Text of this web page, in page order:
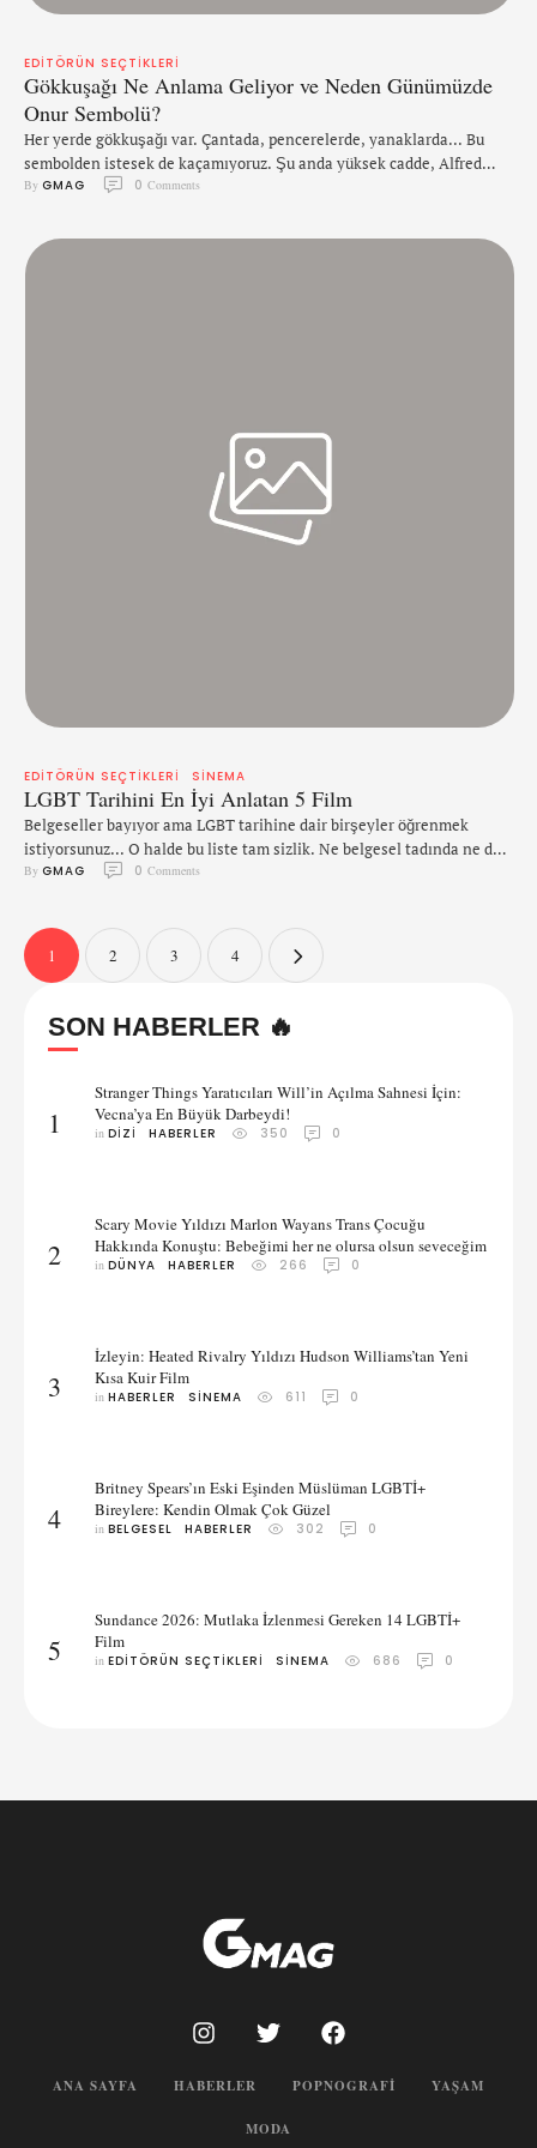
EDITÖRÜN SEÇTIKLERI
Gökkuşağı Ne Anlama Geliyor ve Neden Günümüzde
Onur Sembolü?
Her yerde gökkuşağı var. Çantada, pencerelerde, yanaklarda... Bu
sembolden istesek de kaçamıyoruz. Şu anda yüksek cadde, Alfred
Hitchcock’un 'Birds' eserinden daha az uğursuz bir sahne gibi geliyor.
hakkında birkaç soruya cevap vermek istiyoruz: Gökkuşağı nereden
geldi ve zaman testine dayanıyor mu? Suikaste kurban gitmeden
By GMAG 0 Comments
EDITÖRÜN SEÇTIKLERI SINEMA
LGBT Tarihini En İyi Anlatan 5 Film
Belgeseller bayıyor ama LGBT tarihine dair birşeyler öğrenmek
istiyorsunuz... O halde bu liste tam sizlik. Ne belgesel tadında ne de
kurgu. 1. Milk (2008) Milk, ABD meclisine seçilen ilk eşcinsel
LGBT mücadelesi ele alınıyor. https://youtu.be/s2kD-9QZOs4 2. …
By GMAG 0 Comments
1 2 3 4
SON HABERLER 🔥
1
Stranger Things Yaratıcıları Will’in Açılma Sahnesi İçin:
Vecna’ya En Büyük Darbeydi!
in DIZI HABERLER 350 0
2
Scary Movie Yıldızı Marlon Wayans Trans Çocuğu
Hakkında Konuştu: Bebeğimi her ne olursa olsun seveceğim
in DÜNYA HABERLER 266 0
3
İzleyin: Heated Rivalry Yıldızı Hudson Williams’tan Yeni
Kısa Kuir Film
in HABERLER SINEMA 611 0
4
Britney Spears’ın Eski Eşinden Müslüman LGBTİ+
Bireylere: Kendin Olmak Çok Güzel
in BELGESEL HABERLER 302 0
5
Sundance 2026: Mutlaka İzlenmesi Gereken 14 LGBTİ+
Film
in EDITÖRÜN SEÇTIKLERI SINEMA 686 0
ANA SAYFA HABERLER POPNOGRAFI YAŞAM
MODA